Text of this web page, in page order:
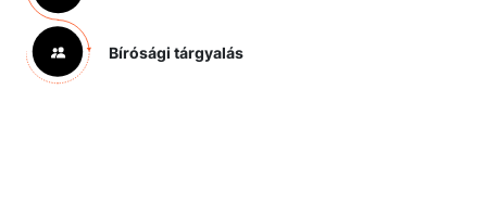
Bírósági tárgyalás